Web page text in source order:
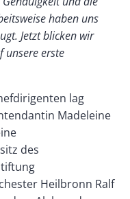
haben uns
Jetzt blicken wir
unsere erste
lag
Madeleine
des
Heilbronn Ralf